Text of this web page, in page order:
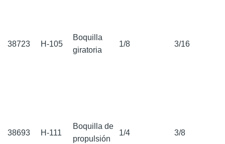
38723 H-105
Boquilla
giratoria
1/8 3/16
38693 H-111
Boquilla de
propulsión
1/4 3/8